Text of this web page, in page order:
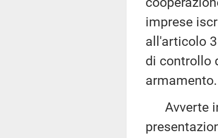
imprese
all'articolo
di controllo
armamento.
Avverte